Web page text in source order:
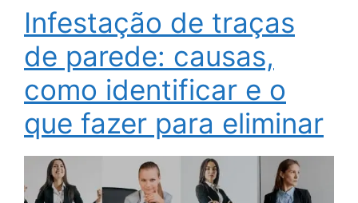
Infestação de traças
de parede: causas,
como identificar e o
que fazer para eliminar